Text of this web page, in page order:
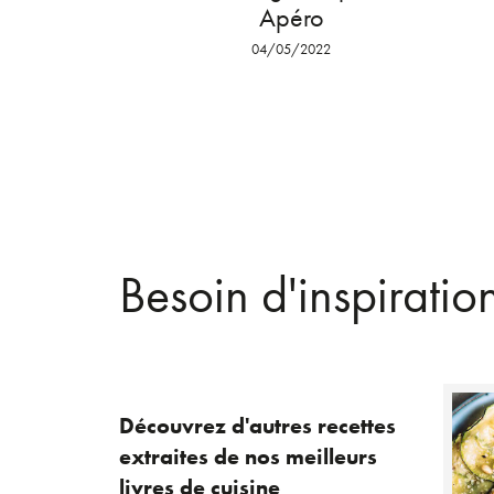
Apéro
04/05/2022
Besoin
Découvrez d'autres recettes
extraites de nos meilleurs
livres de cuisine